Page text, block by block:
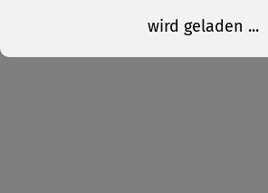
wird geladen ...